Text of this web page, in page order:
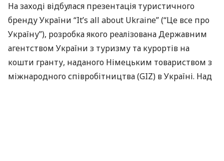
На заході відбулася презентація туристичного
бренду України “It’s all about Ukraine” (“Це все про
Україну”), розробка якого реалізована Державним
агентством України з туризму та курортів на
кошти гранту, наданого Німецьким товариством з
міжнародного співробітництва (GIZ) в Україні. Над